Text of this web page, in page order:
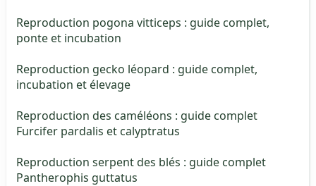
Reproduction pogona vitticeps : guide complet,
ponte et incubation
Reproduction gecko léopard : guide complet,
incubation et élevage
Reproduction des caméléons : guide complet
Furcifer pardalis et calyptratus
Reproduction serpent des blés : guide complet
Pantherophis guttatus